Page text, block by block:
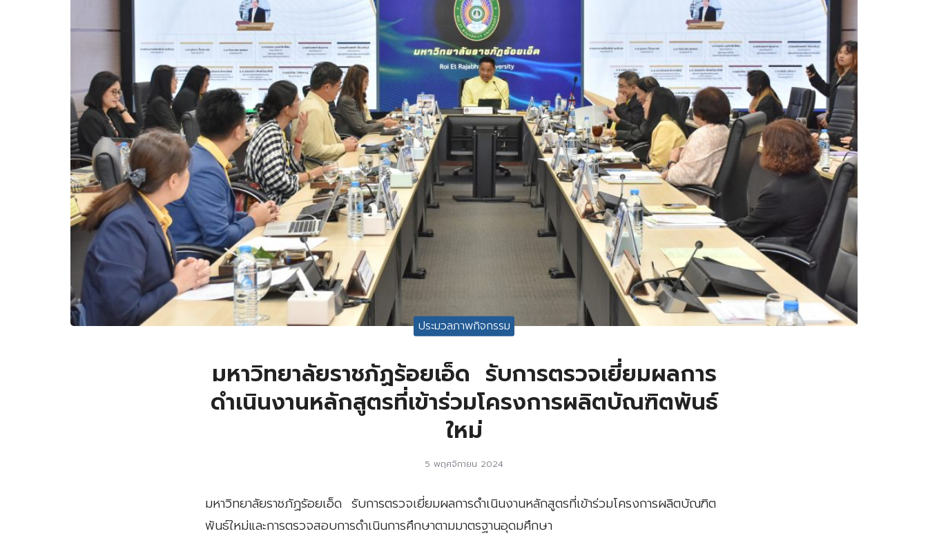
ประมวลภาพกิจกรรม
มหาวิทยาลัยราชภัฏร้อยเอ็ด รับการตรวจเยี่ยมผลการ
ดำเนินงานหลักสูตรที่เข้าร่วมโครงการผลิตบัณฑิตพันธ์
ใหม่
5 พฤศจิกายน 2024
มหาวิทยาลัยราชภัฏร้อยเอ็ด รับการตรวจเยี่ยมผลการดำเนินงานหลักสูตรที่เข้าร่วมโครงการผลิตบัณฑิต
พันธ์ใหม่และการตรวจสอบการดำเนินการศึกษาตามมาตรฐานอุดมศึกษา